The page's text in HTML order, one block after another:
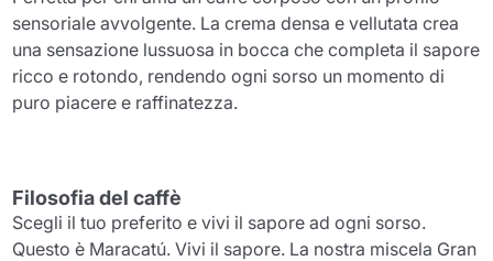
sensoriale avvolgente. La crema densa e vellutata crea
una sensazione lussuosa in bocca che completa il sapore
ricco e rotondo, rendendo ogni sorso un momento di
puro piacere e raffinatezza.
Filosofia del caffè
Scegli il tuo preferito e vivi il sapore ad ogni sorso.
Questo è Maracatú. Vivi il sapore. La nostra miscela Gran